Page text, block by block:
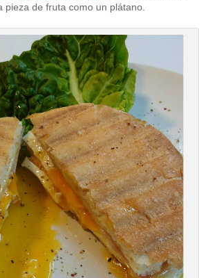
pieza de fruta como un plátano.